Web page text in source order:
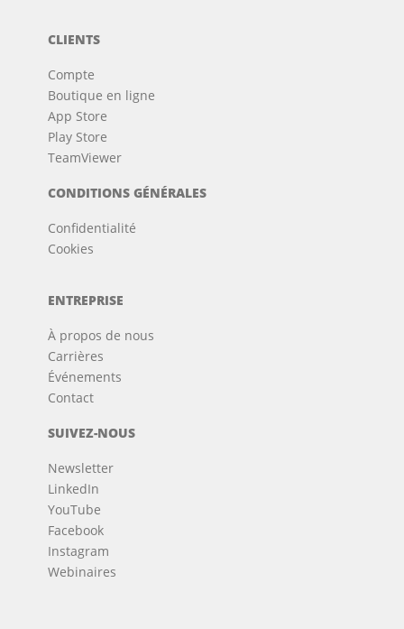
CLIENTS
Compte
Boutique en ligne
App Store
Play Store
TeamViewer
CONDITIONS GÉNÉRALES
Confidentialité
Cookies
ENTREPRISE
À propos de nous
Carrières
Événements
Contact
SUIVEZ-NOUS
Newsletter
LinkedIn
YouTube
Facebook
Instagram
Webinaires